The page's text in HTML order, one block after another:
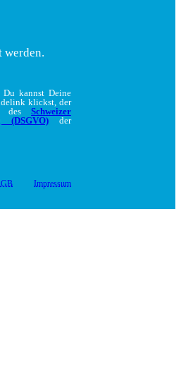
werden.
Du kannst Deine
klickst, der
des Schweizer
(DSGVO) der
Impressum